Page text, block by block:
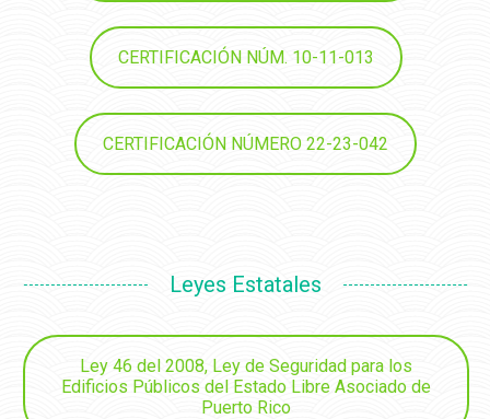
CERTIFICACIÓN NÚM. 10-11-013
CERTIFICACIÓN NÚMERO 22-23-042
Leyes Estatales
Ley 46 del 2008, Ley de Seguridad para los
Edificios Públicos del Estado Libre Asociado de
Puerto Rico